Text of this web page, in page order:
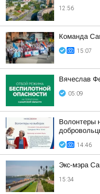
12:56
Команда
15:07
Вячеслав
05:09
Волонтеры
14:46
Экс-мэра
15:34